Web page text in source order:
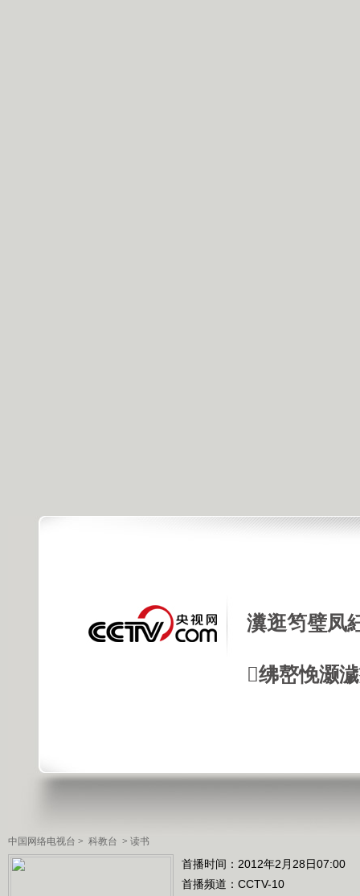
瀵逛笉璧凤
绋嶅悗灏
中国网络电视台 > 科教台 > 读书
首播时间：2012年2月28日07:00
首播频道： CCTV-10